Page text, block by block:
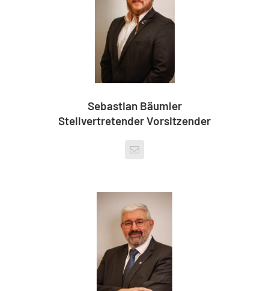
Sebastian Bäumler
Stellvertretender Vorsitzender